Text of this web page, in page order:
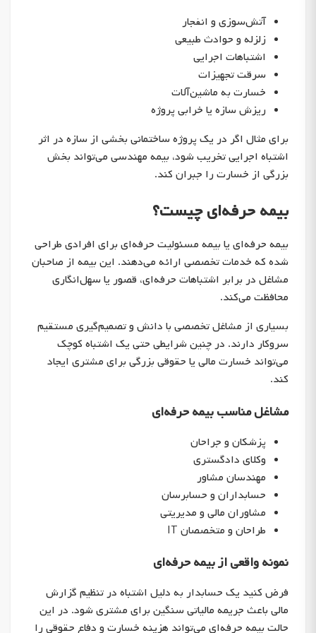
آتش‌سوزی و انفجار
زلزله و حوادث طبیعی
اشتباهات اجرایی
سرقت تجهیزات
خسارت به ماشین‌آلات
ریزش سازه یا خرابی پروژه
برای مثال اگر در یک پروژه ساختمانی بخشی از سازه در اثر
اشتباه اجرایی تخریب شود، بیمه مهندسی می‌تواند بخش
بزرگی از خسارت را جبران کند.
بیمه حرفه‌ای چیست؟
بیمه حرفه‌ای یا بیمه مسئولیت حرفه‌ای برای افرادی طراحی
شده که خدمات تخصصی ارائه می‌دهند. این بیمه از صاحبان
مشاغل در برابر اشتباهات حرفه‌ای، قصور یا سهل‌انگاری
محافظت می‌کند.
بسیاری از مشاغل تخصصی با دانش و تصمیم‌گیری مستقیم
سروکار دارند. در چنین شرایطی حتی یک اشتباه کوچک
می‌تواند خسارت مالی یا حقوقی بزرگی برای مشتری ایجاد
کند.
مشاغل مناسب بیمه حرفه‌ای
پزشکان و جراحان
وکلای دادگستری
مهندسان مشاور
حسابداران و حسابرسان
مشاوران مالی و مدیریتی
طراحان و متخصصان IT
نمونه واقعی از بیمه حرفه‌ای
فرض کنید یک حسابدار به دلیل اشتباه در تنظیم گزارش
مالی باعث جریمه مالیاتی سنگین برای مشتری شود. در این
حالت بیمه حرفه‌ای می‌تواند هزینه خسارت و دفاع حقوقی را